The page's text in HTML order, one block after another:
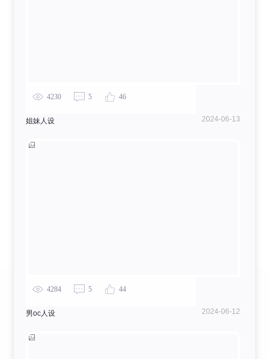
4230 5 46
姐妹人设 2024-06-13
4284 5 44
男oc人设 2024-06-12